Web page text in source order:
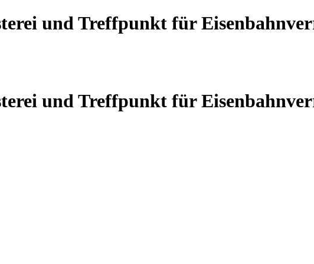
und Treffpunkt für
und Treffpunkt für